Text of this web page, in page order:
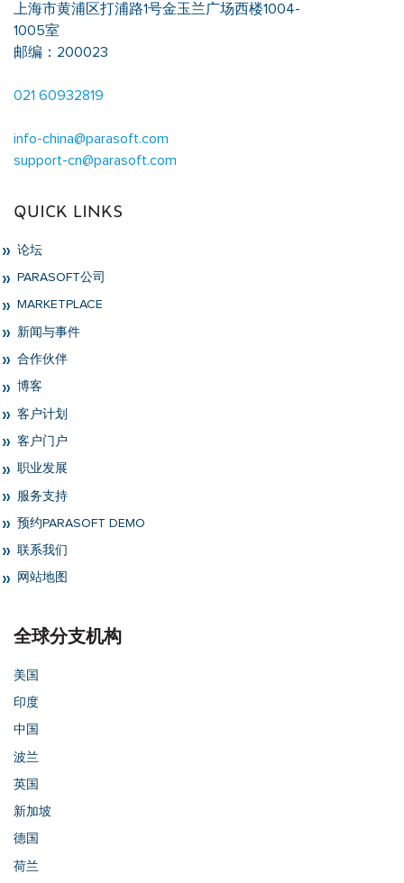
上海市黄浦区打浦路1号金玉兰广场西楼1004-
1005室
邮编：200023
021 60932819
info-china@parasoft.com
support-cn@parasoft.com
QUICK LINKS
论坛
PARASOFT公司
MARKETPLACE
新闻与事件
合作伙伴
博客
客户计划
客户门户
职业发展
服务支持
预约PARASOFT DEMO
联系我们
网站地图
全球分支机构
美国
印度
中国
波兰
英国
新加坡
德国
荷兰